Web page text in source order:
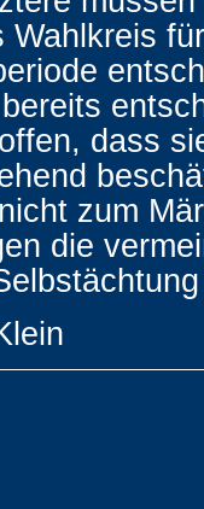
Wahlkreis
dass
zum
die